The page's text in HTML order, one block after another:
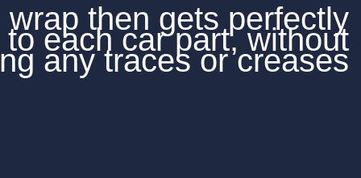
The wrap then
applied to each car
leaving any traces